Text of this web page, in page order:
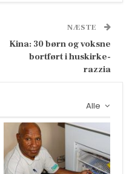
NÆSTE
Kina: 30 børn og voksne
bortført i huskirke-
razzia
Alle